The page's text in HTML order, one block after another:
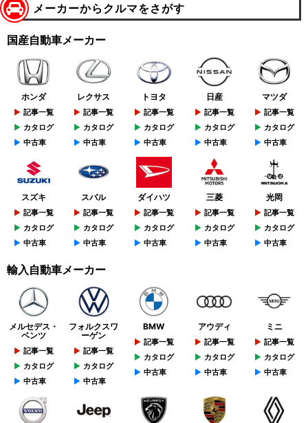
メーカーからクルマをさがす
国産自動車メーカー
ホンダ
記事一覧
カタログ
中古車
レクサス
記事一覧
カタログ
中古車
トヨタ
記事一覧
カタログ
中古車
日産
記事一覧
カタログ
中古車
マツダ
記事一覧
カタログ
中古車
スズキ
記事一覧
カタログ
中古車
スバル
記事一覧
カタログ
中古車
ダイハツ
記事一覧
カタログ
中古車
三菱
記事一覧
カタログ
中古車
光岡
記事一覧
カタログ
中古車
輸入自動車メーカー
メルセデス・
ベンツ
記事一覧
カタログ
中古車
フォルクスワ
ーゲン
記事一覧
カタログ
中古車
BMW
記事一覧
カタログ
中古車
アウディ
記事一覧
カタログ
中古車
ミニ
記事一覧
カタログ
中古車